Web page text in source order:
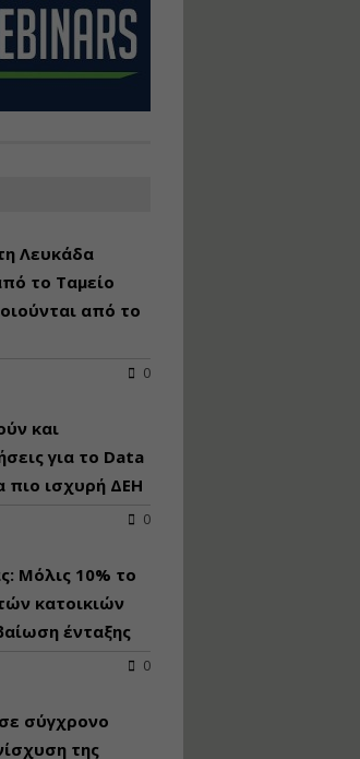
Λευκάδα
το Ταμείο
από το
0
και
για το Data
πιο ισχυρή ΔΕΗ
0
Μόλις 10% το
κατοικιών
ένταξης
0
σύγχρονο
της
Αρχιτεκτονικός
Σχεδιασμός με το
Rhinoceros
κoλυμβητικής
υδατοδεξαμενής
Χρήστος Ροδόπουλος
Διάρκεια: 14 ώρες
Διαδικασία
αδειοδότησης και
έκδοσης
κατάταξης
Εισηγητές:
Γραμματή Μπακλατσή
Νικόλαος Σαρούκος
Διάρκεια: 8 ώρες